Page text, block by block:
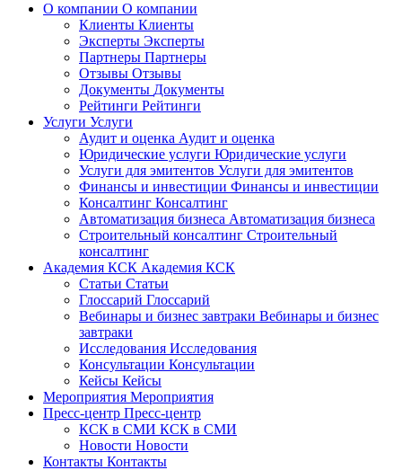
О компании О компании
Клиенты Клиенты
Эксперты Эксперты
Партнеры Партнеры
Отзывы Отзывы
Документы Документы
Рейтинги Рейтинги
Услуги Услуги
Аудит и оценка Аудит и оценка
Юридические услуги Юридические услуги
Услуги для эмитентов Услуги для эмитентов
Финансы и инвестиции Финансы и инвестиции
Консалтинг Консалтинг
Автоматизация бизнеса Автоматизация бизнеса
Строительный консалтинг Строительный
консалтинг
Академия КСК Академия КСК
Статьи Статьи
Глоссарий Глоссарий
Вебинары и бизнес завтраки Вебинары и бизнес
завтраки
Исследования Исследования
Консультации Консультации
Кейсы Кейсы
Мероприятия Мероприятия
Пресс-центр Пресс-центр
КСК в СМИ КСК в СМИ
Новости Новости
Контакты Контакты